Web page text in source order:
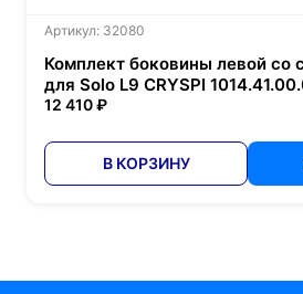
Артикул: 32080
Комплект боковины левой со
для Solo L9 CRYSPI
12 410 ₽
В КОРЗИНУ